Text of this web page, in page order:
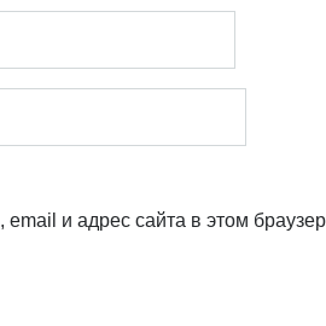
и адрес сайта в этом